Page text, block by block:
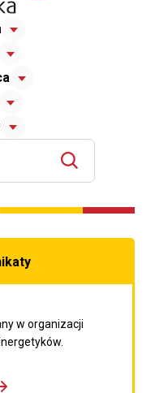
w organizacji